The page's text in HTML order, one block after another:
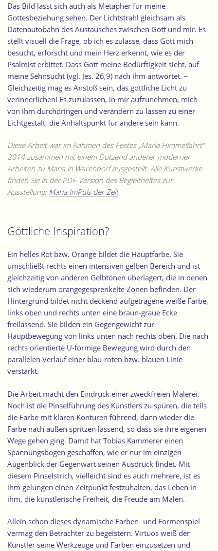
Das Bild lässt sich auch als Metapher für meine
Gottesbeziehung sehen. Der Lichtstrahl gleichsam als
Datenautobahn des Austausches zwischen Gott und mir. Es
stellt visuell die Frage, ob ich es zulasse, dass Gott mich
besucht, erforscht und mein Herz erkennt, wie es der
Psalmist erbittet. Dass Gott meine Bedürftigkeit sieht, auf
meine Sehnsucht (vgl. Jes. 26,9) nach ihm antwortet. –
Gleichzeitig mag es Anstoß sein, das göttliche Licht zu
verinnerlichen! Es zuzulassen, in mir aufzunehmen, mich
von ihm durchdringen und verändern zu lassen zu einer
Lichtgestalt, die Anhaltspunkt für andere sein kann.
Diese Arbeit war im Rahmen des Festes „Maria Himmelfahrt“
2014 zusammen mit einem Dutzend anderer moderner
Arbeiten zu Maria in Warendorf ausgestellt. Alle Kunstwerke
finden Sie in der PDF-Version des Begleitheftes zur
Ausstellung: Maria ImPuls der Zeit
Göttliche Inspiration?
Ein helles Rot bzw. Orange bildet die Hauptfarbe. Sie
umschließt rechts einen intensiven gelben Bereich und ist
gleichzeitig von anderen Gelbtönen überlagert, die in denen
sich wiederum orangegesprenkelte Zonen befinden. Der
Hintergrund bildet nicht deckend aufgetragene weiße Farbe,
links oben und rechts unten eine braun-graue Ecke
freilassend. Sie bilden ein Gegengewicht zur
Hauptbewegung von links unten nach rechts oben. Die nach
rechts orientierte U-förmige Bewegung wird durch den
parallelen Verlauf einer blau-roten bzw. blauen Linie
verstärkt.
Die Arbeit macht den Eindruck einer zweckfreien Malerei.
Noch ist die Pinselführung des Künstlers zu spüren, die teils
die Farbe mit klaren Konturen führend, dann wieder die
Farbe nach außen spritzen lassend, so dass sie ihre eigenen
Wege gehen ging. Damit hat Tobias Kammerer einen
Spannungsbogen geschaffen, wie er nur im einzigen
Augenblick der Gegenwart seinen Ausdruck findet. Mit
diesem Pinselstrich, vielleicht sind es auch mehrere, ist es
ihm gelungen einen Zeitpunkt festzuhalten, das Leben in
ihm, die künstlerische Freiheit, die Freude am Malen.
Allein schon dieses dynamische Farben- und Formenspiel
vermag den Betrachter zu begeistern. Virtuos weiß der
Künstler seine Werkzeuge und Farben einzusetzen und